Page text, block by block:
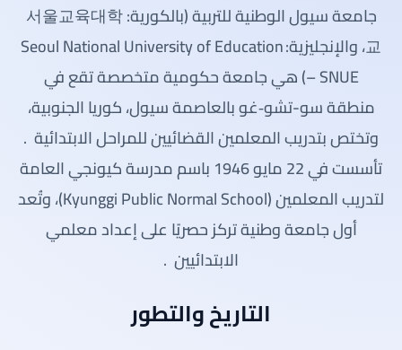
جامعة سيول الوطنية للتربية (بالكورية: 서울교육대학
교، والإنجليزية: Seoul National University of Education
– SNUE) هي جامعة حكومية متخصصة تقع في
منطقة سو-تشو‑غو بالعاصمة سيول، كوريا الجنوبية،
وتختص بتدريب المعلمين القضائيين للمراحل الابتدائية .
تأسست في 22 مايو 1946 باسم مدرسة كيونجي العامة
لتدريب المعلمين (Kyunggi Public Normal School)، وتُعد
أول جامعة وطنية تركز حصريًا على إعداد معلمي
الابتدائيين .
التاريخ والتطور